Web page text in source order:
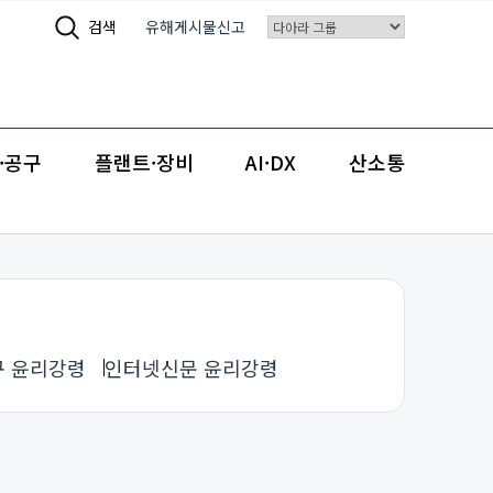
검색 유해게시물신고
구 플랜트·장비 AI·DX 산소통
윤리강령 인터넷신문 윤리강령